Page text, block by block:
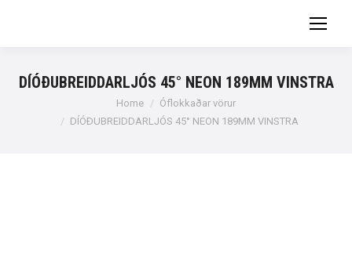
DÍÓÐUBREIDDARLJÓS 45° NEON 189MM VINSTRA
Home
Óflokkaðar vörur
DÍÓÐUBREIDDARLJÓS 45° NEON 189MM VINSTRA